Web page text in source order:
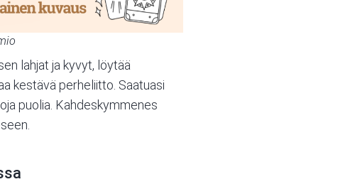
lahjat ja kyvyt, löytää
kestävä perheliitto. Saatuasi
puolia. Kahdeskymmenes